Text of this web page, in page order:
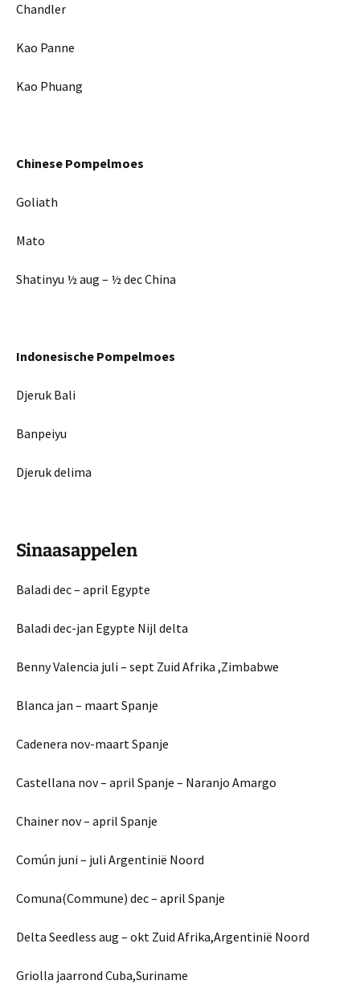
Chandler
Kao Panne
Kao Phuang
Chinese Pompelmoes
Goliath
Mato
Shatinyu ½ aug – ½ dec China
Indonesische Pompelmoes
Djeruk Bali
Banpeiyu
Djeruk delima
Sinaasappelen
Baladi dec – april Egypte
Baladi dec-jan Egypte Nijl delta
Benny Valencia juli – sept Zuid Afrika ,Zimbabwe
Blanca jan – maart Spanje
Cadenera nov-maart Spanje
Castellana nov – april Spanje – Naranjo Amargo
Chainer nov – april Spanje
Común juni – juli Argentinië Noord
Comuna(Commune) dec – april Spanje
Delta Seedless aug – okt Zuid Afrika,Argentinië Noord
Griolla jaarrond Cuba,Suriname